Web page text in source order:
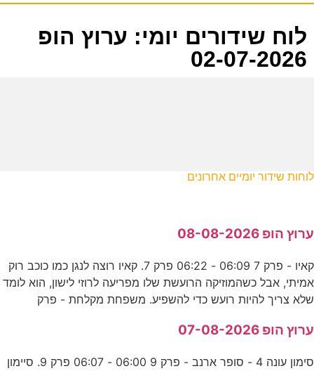
לוח שידורים יומי: ערוץ הופ
02-07-2026
לוחות שידור יומיים אחרונים
ערוץ הופ 08-08-2026
קאיו - פרק 7 06:09 - 06:22 פרק 7. קאיו רוצה לנגן כמו כוכב רוק
אמיתי, אבל כשהמוזיקה הרועשת שלו מפריעה לרוזי לישון, הוא לומד
שלא צריך להיות רועש כדי להשפיע. משפחת מקלחת - פרק
ערוץ הופ 07-08-2026
סימון עונה 4 - סופר ארנב - פרק 9 06:00 - 06:07 פרק 9. סיימון